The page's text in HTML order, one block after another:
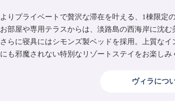
よりプライベートで贅沢な滞在を叶える、1棟限定
お部屋や専用テラスからは、淡路島の西海岸に沈む
さらに寝具にはシモンズ製ベッドを採用。上質な
にも邪魔されない特別なリゾートステイをお楽しみ
ヴィラにつ